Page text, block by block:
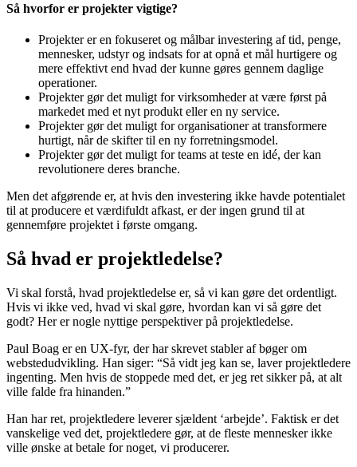
Så hvorfor er projekter vigtige?
Projekter er en fokuseret og målbar investering af tid, penge,
mennesker, udstyr og indsats for at opnå et mål hurtigere og
mere effektivt end hvad der kunne gøres gennem daglige
operationer.
Projekter gør det muligt for virksomheder at være først på
markedet med et nyt produkt eller en ny service.
Projekter gør det muligt for organisationer at transformere
hurtigt, når de skifter til en ny forretningsmodel.
Projekter gør det muligt for teams at teste en idé, der kan
revolutionere deres branche.
Men det afgørende er, at hvis den investering ikke havde potentialet
til at producere et værdifuldt afkast, er der ingen grund til at
gennemføre projektet i første omgang.
Så hvad er projektledelse?
Vi skal forstå, hvad projektledelse er, så vi kan gøre det ordentligt.
Hvis vi ikke ved, hvad vi skal gøre, hvordan kan vi så gøre det
godt? Her er nogle nyttige perspektiver på projektledelse.
Paul Boag er en UX-fyr, der har skrevet stabler af bøger om
webstedudvikling. Han siger: “Så vidt jeg kan se, laver projektledere
ingenting. Men hvis de stoppede med det, er jeg ret sikker på, at alt
ville falde fra hinanden.”
Han har ret, projektledere leverer sjældent ‘arbejde’. Faktisk er det
vanskelige ved det, projektledere gør, at de fleste mennesker ikke
ville ønske at betale for noget, vi producerer.